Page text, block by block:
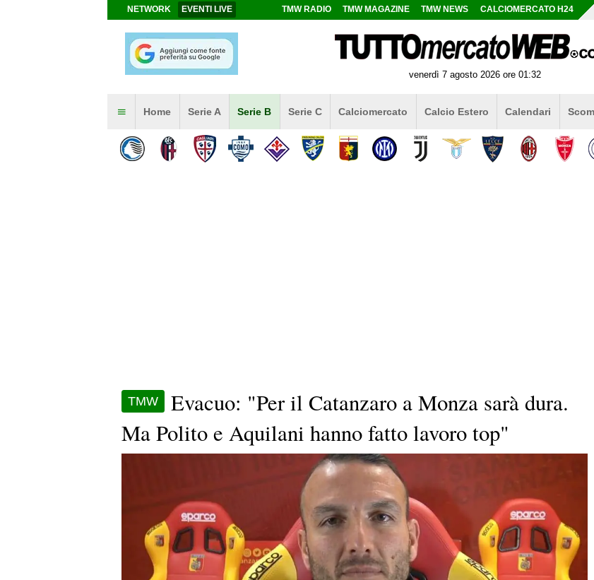
NETWORK EVENTI LIVE TMW RADIO TMW MAGAZINE TMW NEWS CALCIOMERCATO H24
venerdì 7 agosto 2026 ore 01:32
Home Serie A Serie B Serie C Calciomercato Calcio Estero Calendari
TMW
Evacuo: "Per il Catanzaro a Monza sarà dura.
Ma Polito e Aquilani hanno fatto lavoro top"